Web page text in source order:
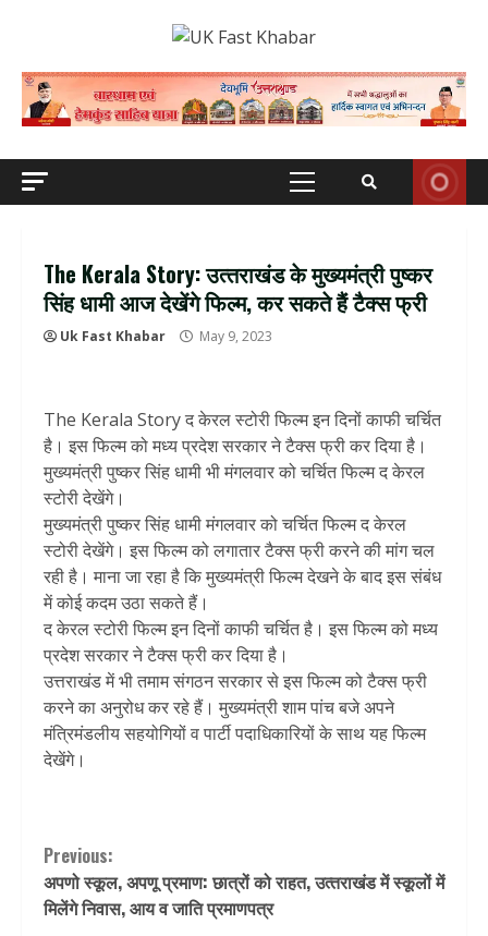
Primary
The Kerala Story: उत्‍तराखंड के मुख्यमंत्री पुष्‍कर
सिंह धामी आज देखेंगे फ‍िल्म, कर सकते हैं टैक्स फ्री
Uk Fast Khabar May 9, 2023
The Kerala Story द केरल स्टोरी फिल्म इन दिनों काफी चर्चित
है। इस फिल्म को मध्य प्रदेश सरकार ने टैक्स फ्री कर दिया है।
मुख्यमंत्री पुष्कर सिंह धामी भी मंगलवार को चर्चित फिल्म द केरल
स्टोरी देखेंगे।
मुख्यमंत्री पुष्कर सिंह धामी मंगलवार को चर्चित फिल्म द केरल
स्टोरी देखेंगे। इस फिल्म को लगातार टैक्स फ्री करने की मांग चल
रही है। माना जा रहा है कि मुख्यमंत्री फिल्म देखने के बाद इस संबंध
में कोई कदम उठा सकते हैं।
द केरल स्टोरी फिल्म इन दिनों काफी चर्चित है। इस फिल्म को मध्य
प्रदेश सरकार ने टैक्स फ्री कर दिया है।
उत्तराखंड में भी तमाम संगठन सरकार से इस फिल्म को टैक्स फ्री
करने का अनुरोध कर रहे हैं। मुख्यमंत्री शाम पांच बजे अपने
मंत्रिमंडलीय सहयोगियों व पार्टी पदाधिकारियों के साथ यह फिल्म
देखेंगे।
Continue
Reading
Previous:
अपणो स्कूल, अपणू प्रमाण: छात्रों को राहत, उत्‍तराखंड में स्कूलों में
मिलेंगे निवास, आय व जाति प्रमाणपत्र